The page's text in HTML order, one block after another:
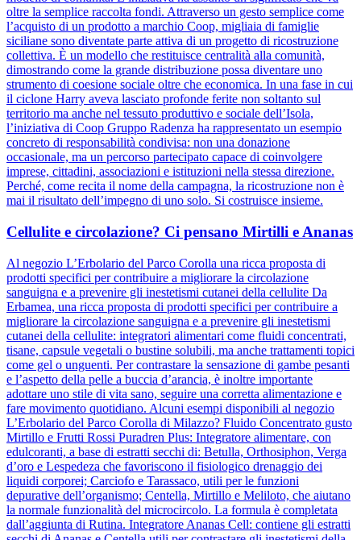
oltre la semplice raccolta fondi. Attraverso un gesto semplice come
l’acquisto di un prodotto a marchio Coop, migliaia di famiglie
siciliane sono diventate parte attiva di un progetto di ricostruzione
collettiva. È un modello che restituisce centralità alla comunità,
dimostrando come la grande distribuzione possa diventare uno
strumento di coesione sociale oltre che economica. In una fase in cui
il ciclone Harry aveva lasciato profonde ferite non soltanto sul
territorio ma anche nel tessuto produttivo e sociale dell’Isola,
l’iniziativa di Coop Gruppo Radenza ha rappresentato un esempio
concreto di responsabilità condivisa: non una donazione
occasionale, ma un percorso partecipato capace di coinvolgere
imprese, cittadini, associazioni e istituzioni nella stessa direzione.
Perché, come recita il nome della campagna, la ricostruzione non è
mai il risultato dell’impegno di uno solo. Si costruisce insieme.
Cellulite e circolazione? Ci pensano Mirtilli e Ananas
Al negozio L’Erbolario del Parco Corolla una ricca proposta di
prodotti specifici per contribuire a migliorare la circolazione
sanguigna e a prevenire gli inestetismi cutanei della cellulite Da
Erbamea, una ricca proposta di prodotti specifici per contribuire a
migliorare la circolazione sanguigna e a prevenire gli inestetismi
cutanei della cellulite: integratori alimentari come fluidi concentrati,
tisane, capsule vegetali o bustine solubili, ma anche trattamenti topici
come gel o unguenti. Per contrastare la sensazione di gambe pesanti
e l’aspetto della pelle a buccia d’arancia, è inoltre importante
adottare uno stile di vita sano, seguire una corretta alimentazione e
fare movimento quotidiano. Alcuni esempi disponibili al negozio
L’Erbolario del Parco Corolla di Milazzo? Fluido Concentrato gusto
Mirtillo e Frutti Rossi Puradren Plus: Integratore alimentare, con
edulcoranti, a base di estratti secchi di: Betulla, Orthosiphon, Verga
d’oro e Lespedeza che favoriscono il fisiologico drenaggio dei
liquidi corporei; Carciofo e Tarassaco, utili per le funzioni
depurative dell’organismo; Centella, Mirtillo e Meliloto, che aiutano
la normale funzionalità del microcircolo. La formula è completata
dall’aggiunta di Rutina. Integratore Ananas Cell: contiene gli estratti